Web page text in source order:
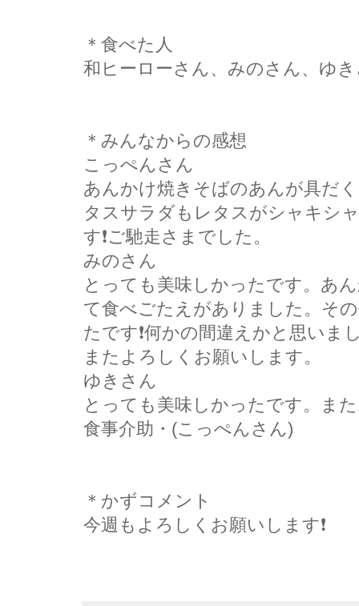
＊食べた人
和ヒーローさん、みのさん、ゆ
＊みんなからの感想
こっぺんさん
あんかけ焼きそばのあんが具だ
タスサラダもレタスがシャキシ
す❗ご馳走さまでした。
みのさん
とっても美味しかったです。あ
て食べごたえがありました。そ
たです❗何かの間違えかと思いま
またよろしくお願いします。
ゆきさん
とっても美味しかったです。ま
食事介助・(こっぺんさん)
＊かずコメント
今週もよろしくお願いします❗